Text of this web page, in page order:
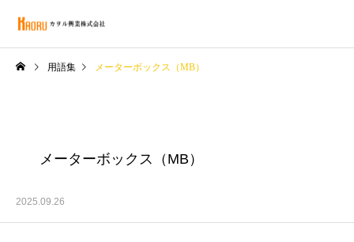
用語集 メーターボックス（MB）
メーターボックス（MB）
2025.09.26